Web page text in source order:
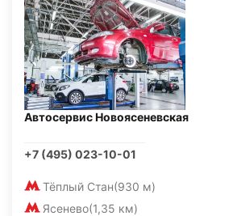
Автосервис Новоясеневская
+7 (495) 023-10-01
Тёплый Стан(930 м)
Ясенево(1,35 км)